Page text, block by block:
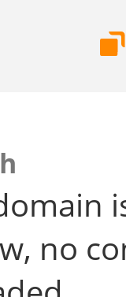
no